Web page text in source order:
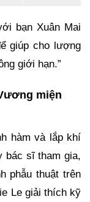
bạn Xuân Mai
giúp cho lượng
giới hạn.”
miện
hàm và lắp khí
bác sĩ tham gia,
phẫu thuật trên
Le giải thích kỹ